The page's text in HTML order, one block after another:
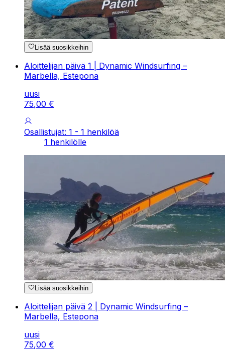
Lisää suosikkeihin
Aloittelijan päivä 1 | Dynamic Windsurfing –
Marbella, Estepona
uusi
75,00 €
Osallistujat: 1 - 1 henkilöä
1 henkilölle
Lisää suosikkeihin
Aloittelijan päivä 2 | Dynamic Windsurfing –
Marbella, Estepona
uusi
75,00 €